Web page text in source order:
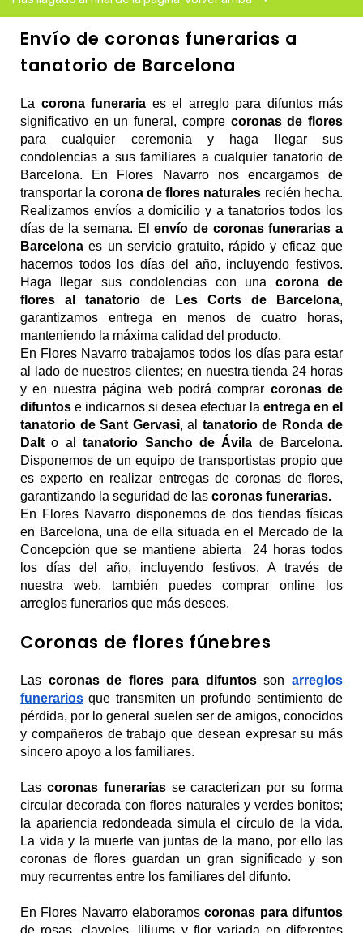
Envío de coronas funerarias a
tanatorio de Barcelona
La corona funeraria es el arreglo para difuntos más
significativo en un funeral, compre coronas de flores
para cualquier ceremonia y haga llegar sus
condolencias a sus familiares a cualquier tanatorio de
Barcelona. En Flores Navarro nos encargamos de
transportar la corona de flores naturales recién hecha.
Realizamos envíos a domicilio y a tanatorios todos los
días de la semana. El envío de coronas funerarias a
Barcelona es un servicio gratuito, rápido y eficaz que
hacemos todos los días del año, incluyendo festivos.
Haga llegar sus condolencias con una corona de
flores al tanatorio de Les Corts de Barcelona,
garantizamos entrega en menos de cuatro horas,
manteniendo la máxima calidad del producto.
En Flores Navarro trabajamos todos los días para estar
al lado de nuestros clientes; en nuestra tienda 24 horas
y en nuestra página web podrá comprar coronas de
difuntos e indicarnos si desea efectuar la entrega en el
tanatorio de Sant Gervasi, al tanatorio de Ronda de
Dalt o al tanatorio Sancho de Ávila de Barcelona.
Disponemos de un equipo de transportistas propio que
es experto en realizar entregas de coronas de flores,
garantizando la seguridad de las coronas funerarias.
En Flores Navarro disponemos de dos tiendas físicas
en Barcelona, una de ella situada en el Mercado de la
Concepción que se mantiene abierta  24 horas todos
los días del año, incluyendo festivos. A través de
nuestra web, también puedes comprar online los
arreglos funerarios que más desees.
Coronas de flores fúnebres
Las coronas de flores para difuntos son arreglos
funerarios que transmiten un profundo sentimiento de
pérdida, por lo general suelen ser de amigos, conocidos
y compañeros de trabajo que desean expresar su más
sincero apoyo a los familiares.
Las coronas funerarias se caracterizan por su forma
circular decorada con flores naturales y verdes bonitos;
la apariencia redondeada simula el círculo de la vida.
La vida y la muerte van juntas de la mano, por ello las
coronas de flores guardan un gran significado y son
muy recurrentes entre los familiares del difunto.
En Flores Navarro elaboramos coronas para difuntos
de rosas, claveles, liliums y flor variada en diferentes